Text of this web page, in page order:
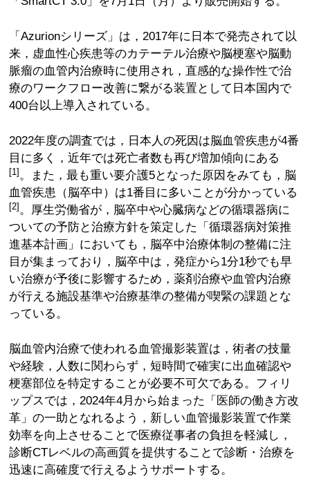
「Azurionシリーズ」は，2017年に日本で発売されて以
来，虚血性心疾患等のカテーテル治療や脳梗塞や脳動
脈瘤の血管内治療時に使用され，直感的な操作性で治
療のワークフロー改善に繋がる装置として日本国内で
400台以上導入されている。
2022年度の調査では，日本人の死因は脳血管疾患が4番
目に多く，近年では死亡者数も再び増加傾向にある
[1]。また，最も重い要介護5となった原因をみても，脳
血管疾患（脳卒中）は1番目に多いことが分かっている
[2]。厚生労働省が，脳卒中や心臓病などの循環器病に
ついての予防と治療方針を策定した「循環器病対策推
進基本計画」においても，脳卒中治療体制の整備に注
目が集まっており，脳卒中は，発症から1分1秒でも早
い治療が予後に影響するため，薬剤治療や血管内治療
が行える施設基準や治療基準の整備が喫緊の課題とな
っている。
脳血管内治療で使われる血管撮影装置は，術者の技量
や経験，人数に関わらず，短時間で確実に出血確認や
梗塞部位を特定することが必要不可欠である。フィリ
ップスでは，2024年4月から始まった「医師の働き方改
革」の一助となれるよう，新しい血管撮影装置で作業
効率を向上させることで医療従事者の負担を軽減し，
診断CTレベルの高画質を提供することで診断・治療を
迅速に高確度で行えるようサポートする。